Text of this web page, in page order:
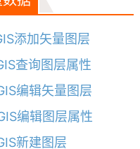
添加矢量图层
查询图层属性
编辑矢量图层
编辑图层属性
新建图层